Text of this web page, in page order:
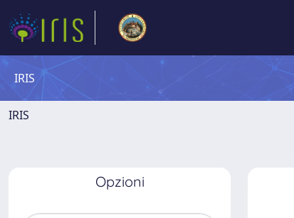
IRIS
IRIS
Opzioni